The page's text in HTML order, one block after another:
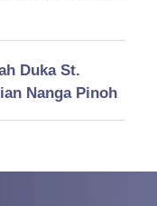
Duka St.
Nanga Pinoh